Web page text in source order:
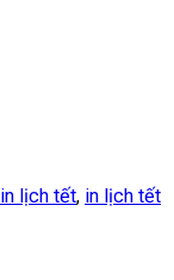
in lịch tết, in lịch tết